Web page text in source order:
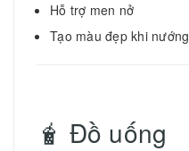
Hỗ trợ men nở
Tạo màu đẹp khi nướng
🧋 Đồ uống